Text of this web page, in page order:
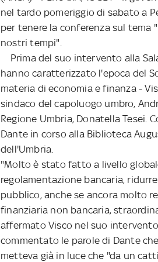
nel tardo pomeriggio di sabato a
per tenere la conferenza sul tema
nostri tempi".
Prima del suo intervento alla
hanno caratterizzato l'epoca del
materia di economia e finanza -
sindaco del capoluogo umbro,
Regione Umbria, Donatella Tesei.
Dante in corso alla Biblioteca
dell'Umbria.
"Molto è stato fatto a livello
regolamentazione bancaria,
pubblico, anche se ancora molto
finanziaria non bancaria,
affermato Visco nel suo
commentato le parole di Dante
metteva già in luce che "da un